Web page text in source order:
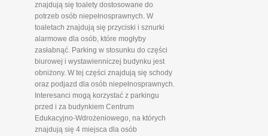
znajdują się toalety dostosowane do
potrzeb osób niepełnosprawnych. W
toaletach znajdują się przyciski i sznurki
alarmowe dla osób, które mogłyby
zasłabnąć. Parking w stosunku do części
biurowej i wystawienniczej budynku jest
obniżony. W tej części znajdują się schody
oraz podjazd dla osób niepełnosprawnych.
Interesanci mogą korzystać z parkingu
przed i za budynkiem Centrum
Edukacyjno-Wdrożeniowego, na których
znajdują się 4 miejsca dla osób